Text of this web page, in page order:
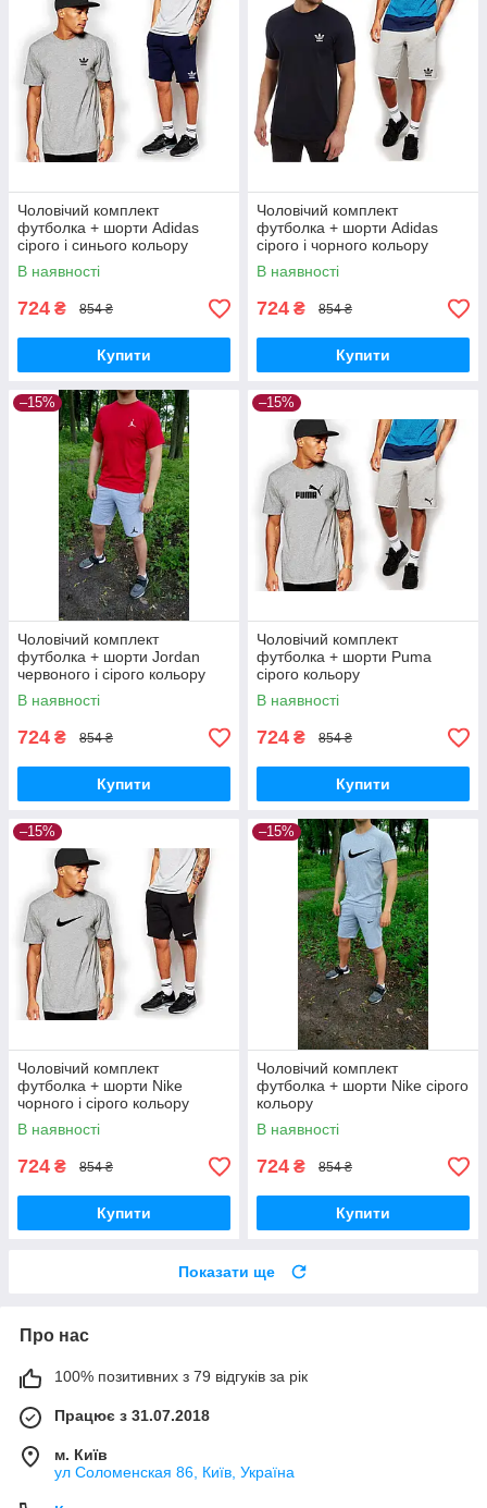
Чоловічий комплект
футболка + шорти Adidas
сірого і синього кольору
В наявності
724 ₴ 854 ₴
Купити
Чоловічий комплект
футболка + шорти Adidas
сірого і чорного кольору
В наявності
724 ₴ 854 ₴
Купити
–15%
Чоловічий комплект
футболка + шорти Jordan
червоного і сірого кольору
В наявності
724 ₴ 854 ₴
Купити
–15%
Чоловічий комплект
футболка + шорти Puma
сірого кольору
В наявності
724 ₴ 854 ₴
Купити
–15%
Чоловічий комплект
футболка + шорти Nike
чорного і сірого кольору
В наявності
724 ₴ 854 ₴
Купити
–15%
Чоловічий комплект
футболка + шорти Nike сірого
кольору
В наявності
724 ₴ 854 ₴
Купити
Показати ще
Про нас
100% позитивних з 79 відгуків за рік
Працює з 31.07.2018
м. Київ
ул Соломенская 86, Київ, Україна